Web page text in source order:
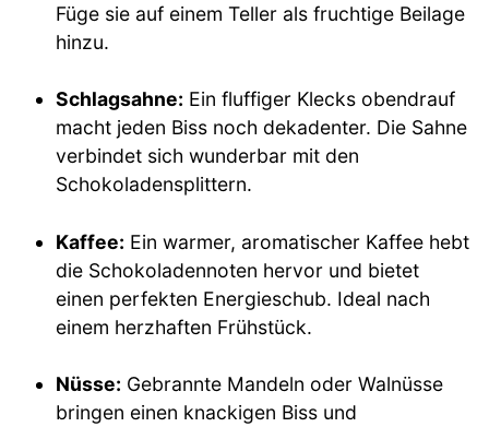
Füge sie auf einem Teller als fruchtige Beilage
hinzu.
Schlagsahne: Ein fluffiger Klecks obendrauf
macht jeden Biss noch dekadenter. Die Sahne
verbindet sich wunderbar mit den
Schokoladensplittern.
Kaffee: Ein warmer, aromatischer Kaffee hebt
die Schokoladennoten hervor und bietet
einen perfekten Energieschub. Ideal nach
einem herzhaften Frühstück.
Nüsse: Gebrannte Mandeln oder Walnüsse
bringen einen knackigen Biss und